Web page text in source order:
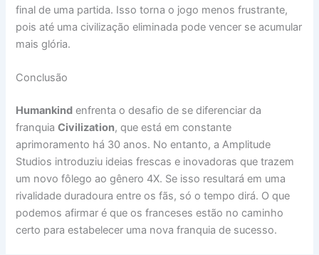
final de uma partida. Isso torna o jogo menos frustrante,
pois até uma civilização eliminada pode vencer se acumular
mais glória.
Conclusão
Humankind enfrenta o desafio de se diferenciar da
franquiaCivilization, que está em constante
aprimoramento há 30 anos. No entanto, a Amplitude
Studios introduziu ideias frescas e inovadoras que trazem
um novo fôlego ao gênero 4X. Se isso resultará em uma
rivalidade duradoura entre os fãs, só o tempo dirá. O que
podemos afirmar é que os franceses estão no caminho
certo para estabelecer uma nova franquia de sucesso.